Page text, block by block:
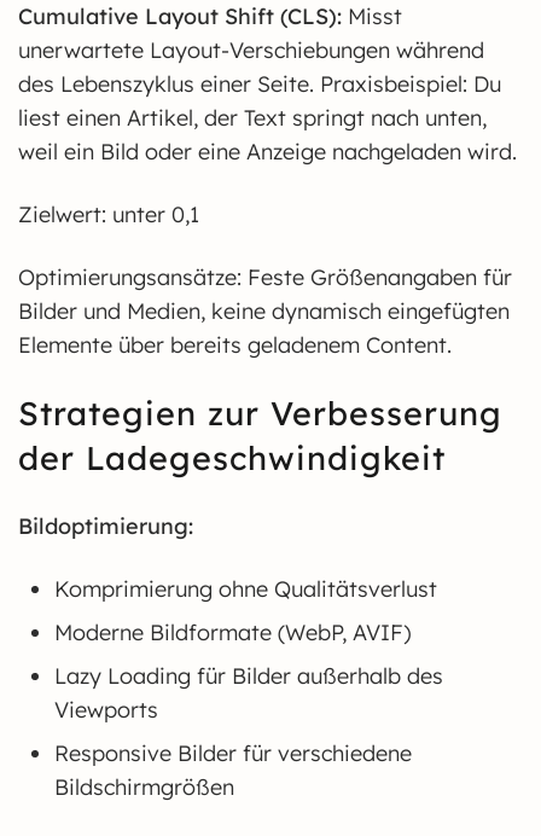
Cumulative Layout Shift (CLS): Misst
unerwartete Layout-Verschiebungen während
des Lebenszyklus einer Seite. Praxisbeispiel: Du
liest einen Artikel, der Text springt nach unten,
weil ein Bild oder eine Anzeige nachgeladen wird.
Zielwert: unter 0,1
Optimierungsansätze: Feste Größenangaben für
Bilder und Medien, keine dynamisch eingefügten
Elemente über bereits geladenem Content.
Strategien zur Verbesserung
der Ladegeschwindigkeit
Bildoptimierung:
Komprimierung ohne Qualitätsverlust
Moderne Bildformate (WebP, AVIF)
Lazy Loading für Bilder außerhalb des
Viewports
Responsive Bilder für verschiedene
Bildschirmgrößen